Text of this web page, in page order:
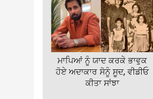
ਮਾਪਿਆਂ ਨੂੰ ਯਾਦ ਕਰਕੇ ਭਾਵੁਕ
ਹੋਏ ਅਦਾਕਾਰ ਸੋਨੂੰ ਸੂਦ, ਵੀਡੀਓ
ਕੀਤਾ ਸਾਂਝਾ